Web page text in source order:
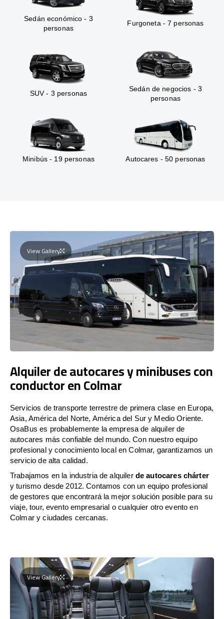
Sedán económico - 3
personas
Furgoneta - 7 personas
SUV - 3 personas
Sedán de negocios - 3
personas
Minibús - 19 personas Autocares - 50 personas
View Gallery
Alquiler de autocares y minibuses con
conductor en Colmar
Servicios de transporte terrestre de primera clase en Europa,
Asia, América del Norte, América del Sur y Medio Oriente.
OsaBus es probablemente la empresa de alquiler de
autocares más confiable del mundo. Con nuestro equipo
profesional y conocimiento local en Colmar, garantizamos un
servicio de alta calidad.
Trabajamos en la industria de alquiler de autocares chárter
y turismo desde 2012. Contamos con un equipo profesional
de gestores que encontrará la mejor solución posible para su
viaje, tour, evento empresarial o cualquier otro evento en
Colmar y ciudades cercanas.
View Gallery